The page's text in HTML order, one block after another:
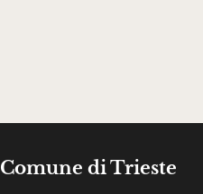
Comune di Trieste